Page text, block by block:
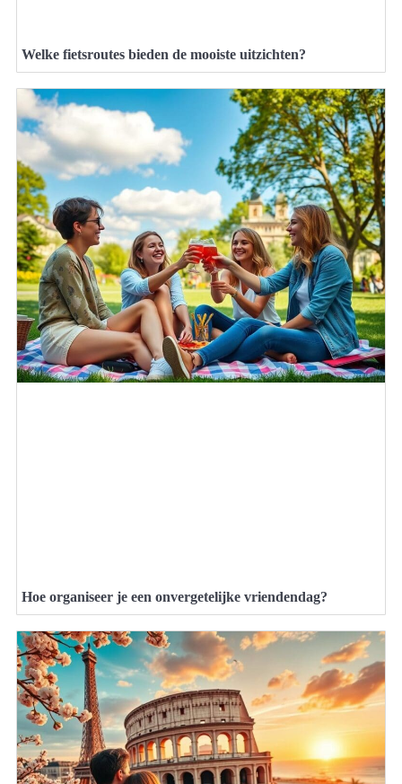
Welke fietsroutes bieden de mooiste uitzichten?
Hoe organiseer je een onvergetelijke vriendendag?